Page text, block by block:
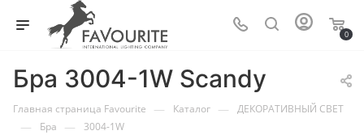
0
Бра 3004-1W Scandy
Главная страница Favourite — Каталог — ДЕКОРАТИВНЫЙ СВЕТ
— Бра — 3004-1W